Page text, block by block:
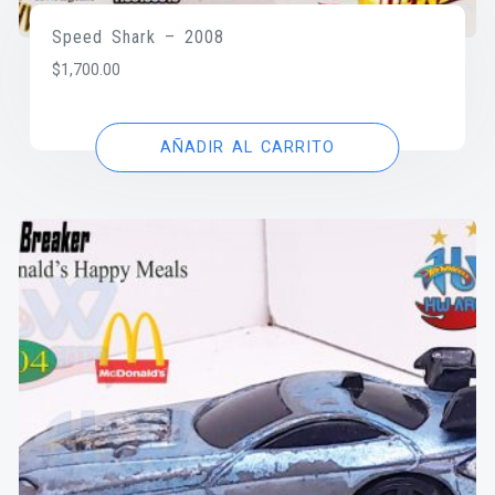
Speed Shark – 2008
$1,700.00
AÑADIR AL CARRITO